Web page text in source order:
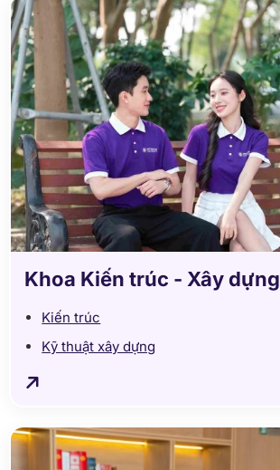
Khoa Kiến trúc - Xây dựng
Kiến trúc
Kỹ thuật xây dựng